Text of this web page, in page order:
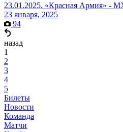
23.01.2025. «Красная Армия» -
23 января, 2025
94
назад
1
2
3
4
5
Билеты
Новости
Команда
Матчи